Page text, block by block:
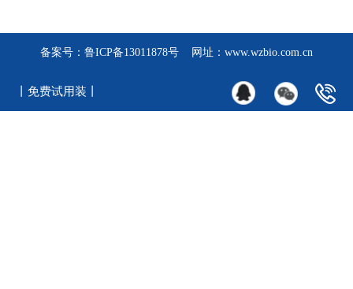
备案号： 鲁ICP备13011878号 网址：www.wzbio.com.cn
丨免费试用装丨